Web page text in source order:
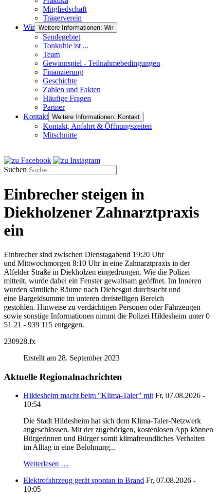
Mitgliedschaft
Trägerverein
Wir Weitere Informationen: Wir
Sendegebiet
Tonkuhle ist ...
Team
Gewinnspiel - Teilnahmebedingungen
Finanzierung
Geschichte
Zahlen und Fakten
Häufige Fragen
Partner
Kontakt Weitere Informationen: Kontakt
Kontakt, Anfahrt & Öffnungszeiten
Mitschnitte
Suchen
Einbrecher steigen in
Diekholzener Zahnarztpraxis
ein
Einbrecher sind zwischen Dienstagabend 19:20 Uhr
und Mittwochmorgen 8:10 Uhr in eine Zahnarztpraxis in der
Alfelder Straße in Diekholzen eingedrungen. Wie die Polizei
mitteilt, wurde dabei ein Fenster gewaltsam geöffnet. Im Inneren
wurden sämtliche Räume nach Diebesgut durchsucht und
eine Bargeldsumme im unteren dreistelligen Bereich
gestohlen. Hinweise zu verdächtigen Personen oder Fahrzeugen
sowie sonstige Informationen nimmt die Polizei Hildesheim unter 0
51 21 - 939 115 entgegen.
230928.fx
Erstellt am 28. September 2023
Aktuelle Regionalnachrichten
Hildesheim macht beim "Klima-Taler" mit Fr, 07.08.2026 -
10:54
Die Stadt Hildesheim hat sich dem Klima-Taler-Netzwerk
angeschlossen. Mit der zugehörigen, kostenlosen App können
Bürgerinnen und Bürger somit klimafreundliches Verhalten
im Alltag in eine Belohnung...
Weiterlesen …
Elektrofahrzeug gerät spontan in Brand Fr, 07.08.2026 -
10:05